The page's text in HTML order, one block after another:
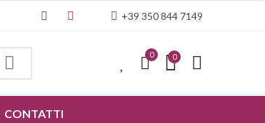
+39 350 844 7149
0 0
CONTATTI